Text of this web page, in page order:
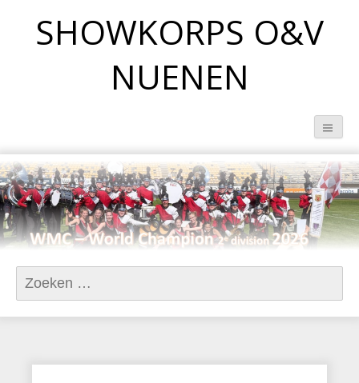
SHOWKORPS O&V
NUENEN
Zoeken naar: